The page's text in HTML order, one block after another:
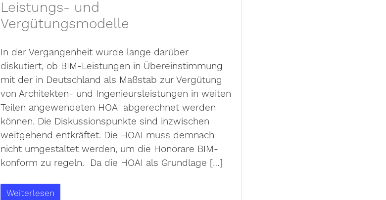
Leistungs- und
Vergütungsmodelle
In der Vergangenheit wurde lange darüber
diskutiert, ob BIM-Leistungen in Übereinstimmung
mit der in Deutschland als Maßstab zur Vergütung
von Architekten- und Ingenieursleistungen in weiten
Teilen angewendeten HOAI abgerechnet werden
können. Die Diskussionspunkte sind inzwischen
weitgehend entkräftet. Die HOAI muss demnach
nicht umgestaltet werden, um die Honorare BIM-
konform zu regeln. Da die HOAI als Grundlage […]
Weiterlesen